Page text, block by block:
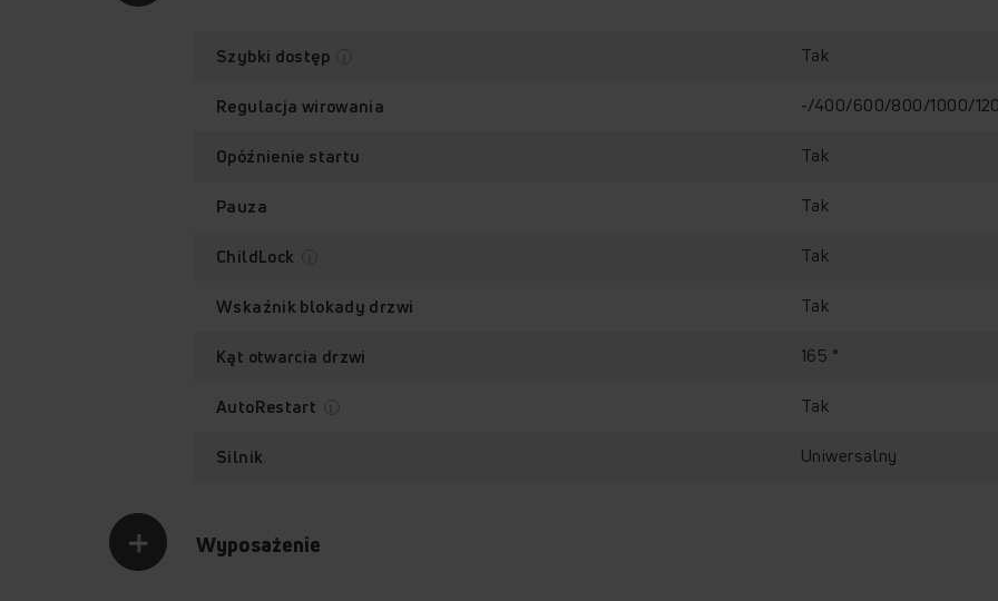
Szybki dostęp Tak
Regulacja wirowania -/400/600/800/1000/
Opóźnienie startu Tak
Pauza Tak
ChildLock Tak
Wskaźnik blokady drzwi Tak
Kąt otwarcia drzwi 165 °
AutoRestart Tak
Silnik Uniwersalny
Wyposażenie